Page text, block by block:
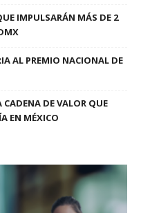
IMPULSARÁN MÁS DE 2
AL PREMIO NACIONAL DE
DE VALOR QUE
EN MÉXICO